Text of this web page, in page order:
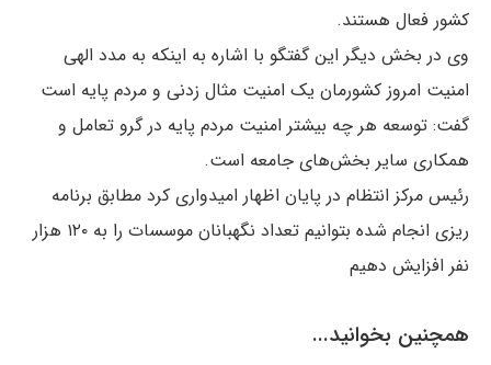
کشور فعال هستند.
وی در بخش دیگر این گفتگو با اشاره به اینکه به مدد الهی
امنیت امروز کشورمان یک امنیت مثال زدنی و مردم پایه است
گفت: توسعه هر چه بیشتر امنیت مردم پایه در گرو تعامل و
همکاری سایر بخش‌های جامعه است.
رئیس مرکز انتظام در پایان اظهار امیدواری کرد مطابق برنامه
ریزی انجام شده بتوانیم تعداد نگهبانان موسسات را به ۱۲۰ هزار
نفر افزایش دهیم
همچنین بخوانید...